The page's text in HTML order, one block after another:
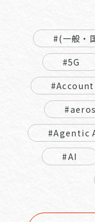
#(一般・
#5G
#Agentic
#AI